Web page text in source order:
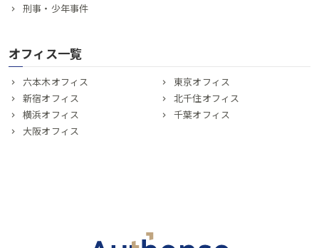
刑事・少年事件
オフィス一覧
六本木オフィス
東京オフィス
新宿オフィス
北千住オフィス
横浜オフィス
千葉オフィス
大阪オフィス